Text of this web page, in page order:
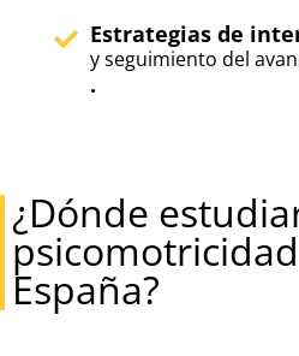
Estrategias de
y seguimiento del
.
¿Dónde
España?